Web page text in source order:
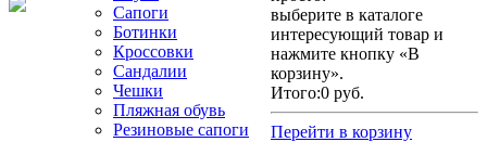
Сапоги
Ботинки
Кроссовки
Сандалии
Чешки
Пляжная обувь
Резиновые сапоги
выберите в каталоге
интересующий товар и
нажмите кнопку «В
корзину».
Итого:0 руб.
Перейти в корзину